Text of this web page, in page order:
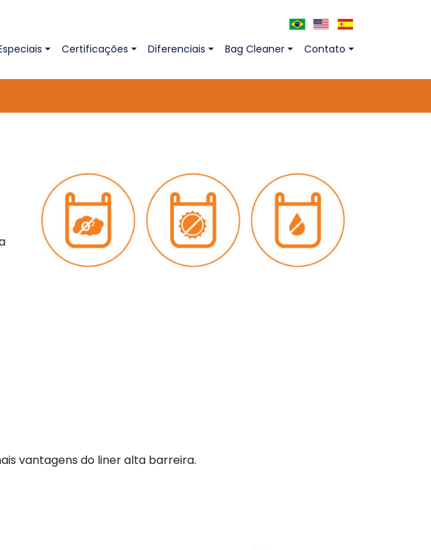
Certificações Diferenciais Bag Cleaner Contato
vantagens do liner alta barreira.